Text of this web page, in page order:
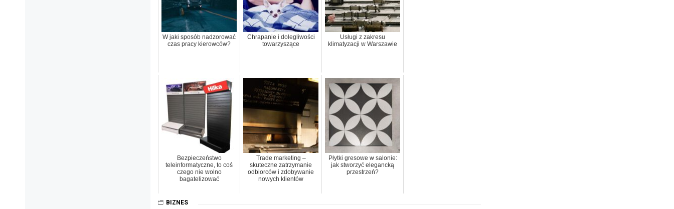
W jaki sposób nadzorować
czas pracy kierowców?
Chrapanie i dolegliwości
towarzyszące
Usługi z zakresu
klimatyzacji w Warszawie
Bezpieczeństwo
teleinformatyczne, to coś
czego nie wolno
bagatelizować
Trade marketing –
skuteczne zatrzymanie
odbiorców i zdobywanie
nowych klientów
Płytki gresowe w salonie:
jak stworzyć elegancką
przestrzeń?
BIZNES